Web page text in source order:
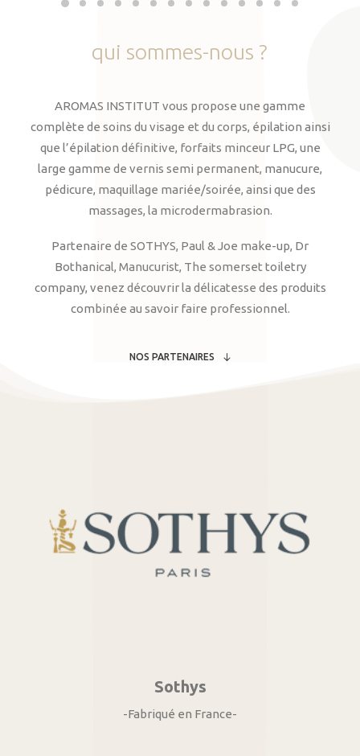
qui sommes-nous ?
AROMAS INSTITUT vous propose une gamme
complète de soins du visage et du corps, épilation ainsi
que l’épilation définitive, forfaits minceur LPG, une
large gamme de vernis semi permanent, manucure,
pédicure, maquillage mariée/soirée, ainsi que des
massages, la microdermabrasion.
Partenaire de SOTHYS, Paul & Joe make-up, Dr
Bothanical, Manucurist, The somerset toiletry
company, venez découvrir la délicatesse des produits
combinée au savoir faire professionnel.
NOS PARTENAIRES
Sothys
-Fabriqué en France-